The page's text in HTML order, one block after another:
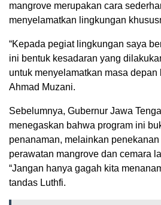
mangrove merupakan cara
menyelamatkan lingkungan
“Kepada pegiat lingkungan saya
ini bentuk kesadaran yang
untuk menyelamatkan masa depan
Ahmad Muzani.
Sebelumnya, Gubernur Jawa
menegaskan bahwa program ini
penanaman, melainkan
perawatan mangrove dan cemara
“Jangan hanya gagah kita
tandas Luthfi.